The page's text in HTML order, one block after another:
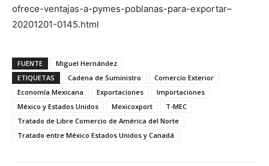
ofrece-ventajas-a-pymes-poblanas-para-exportar–
20201201-0145.html
FUENTE
Miguel Hernández
ETIQUETAS
Cadena de Suministro
Comercio Exterior
Economía Mexicana
Exportaciones
Importaciones
México y Estados Unidos
Mexicoxport
T-MEC
Tratado de Libre Comercio de América del Norte
Tratado entre México Estados Unidos y Canadá